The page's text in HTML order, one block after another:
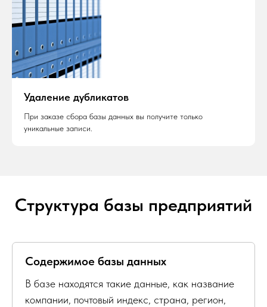
Удаление дубликатов
При заказе сбора базы данных вы получите только
уникальные записи.
Структура базы предприятий
Содержимое базы данных
В базе находятся такие данные, как название
компании, почтовый индекс, страна, регион,